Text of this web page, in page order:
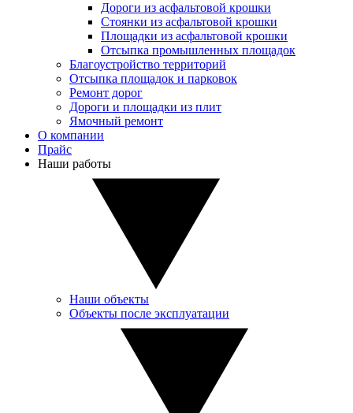
Дороги из асфальтовой крошки
Стоянки из асфальтовой крошки
Площадки из асфальтовой крошки
Отсыпка промышленных площадок
Благоустройство территорий
Отсыпка площадок и парковок
Ремонт дорог
Дороги и площадки из плит
Ямочный ремонт
О компании
Прайс
Наши работы
Наши объекты
Объекты после эксплуатации